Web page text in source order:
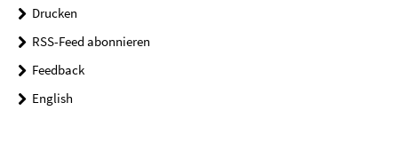
Drucken
RSS-Feed abonnieren
Feedback
English